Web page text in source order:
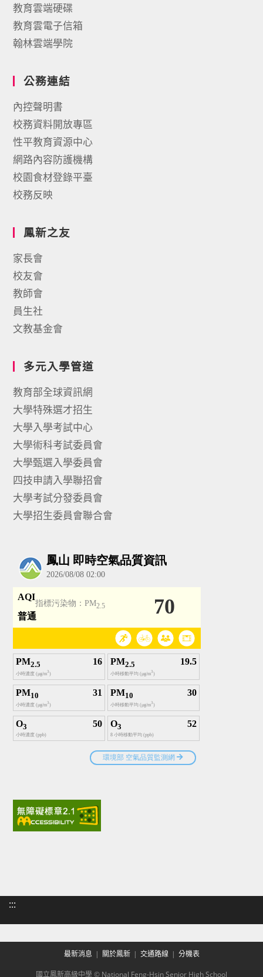
教育雲端硬碟
教育雲電子信箱
翰林雲端學院
公務連結
內控聲明書
校務資料開放專區
性平教育資源中心
網路內容防護機構
校園食材登錄平臺
校務反映
鳳新之友
家長會
校友會
教師會
員生社
文教基金會
多元入學管道
教育部全球資訊網
大學特殊選才招生
大學入學考試中心
大學術科考試委員會
大學甄選入學委員會
四技申請入學聯招會
大學考試分發委員會
大學招生委員會聯合會
:::
最新消息 關於鳳新 交通路線 分機表
國立鳳新高級中學 © National Feng-Hsin Senior High School